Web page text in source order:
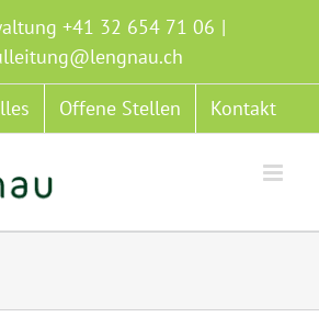
+41 32 654 71 06 |
Offene Stellen Kontakt